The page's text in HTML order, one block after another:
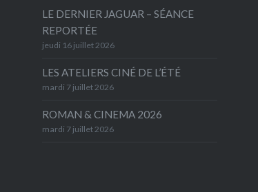
LE DERNIER JAGUAR – SÉANCE
REPORTÉE
jeudi 16 juillet 2026
LES ATELIERS CINÉ DE L’ÉTÉ
mardi 7 juillet 2026
ROMAN & CINEMA 2026
mardi 7 juillet 2026